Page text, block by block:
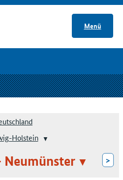
Menü
Holstein
Neumünster >